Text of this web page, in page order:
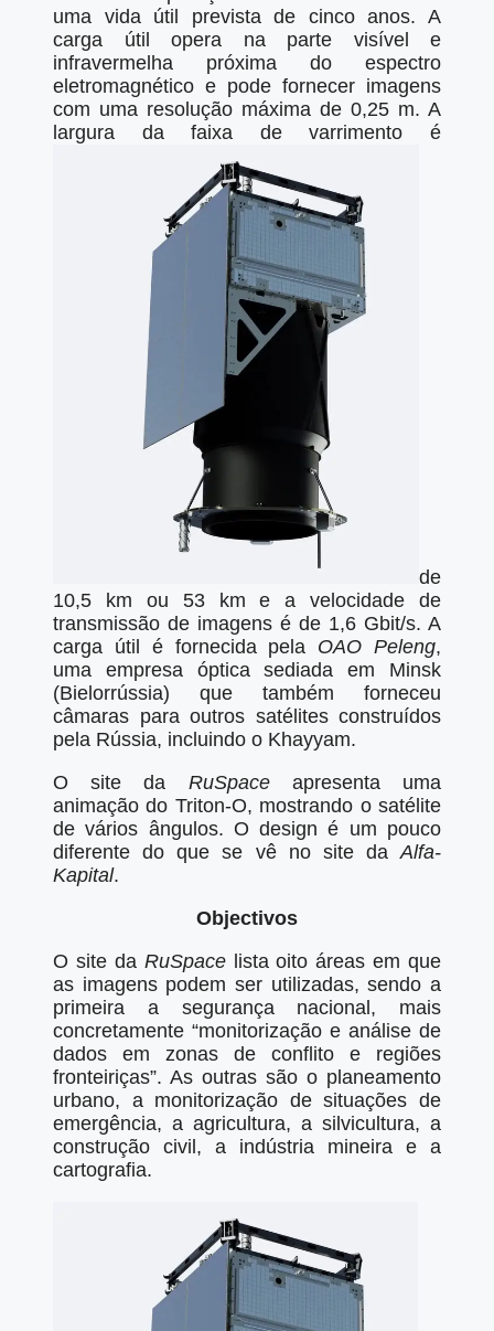
uma vida útil prevista de cinco anos. A
carga útil opera na parte visível e
infravermelha próxima do espectro
eletromagnético e pode fornecer imagens
com uma resolução máxima de 0,25 m. A
largura da faixa de varrimento é
de
10,5 km ou 53 km e a velocidade de
transmissão de imagens é de 1,6 Gbit/s. A
carga útil é fornecida pela OAO Peleng,
uma empresa óptica sediada em Minsk
(Bielorrússia) que também forneceu
câmaras para outros satélites construídos
pela Rússia, incluindo o Khayyam.
O site da RuSpaceapresenta uma
animação do Triton-O, mostrando o satélite
de vários ângulos. O design é um pouco
diferente do que se vê no site daAlfa-
Kapital.
Objectivos
O site da RuSpacelista oito áreas em que
as imagens podem ser utilizadas, sendo a
primeira a segurança nacional, mais
concretamente “monitorização e análise de
dados em zonas de conflito e regiões
fronteiriças”. As outras são o planeamento
urbano, a monitorização de situações de
emergência, a agricultura, a silvicultura, a
construção civil, a indústria mineira e a
cartografia.